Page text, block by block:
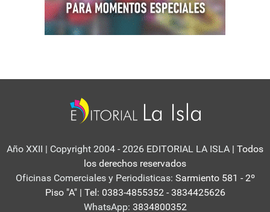
Año XXII | Copyright 2004 - 2026 EDITORIAL LA ISLA | Todos
los derechos reservados
Oficinas Comerciales y Periodisticas: Sarmiento 581 - 2º
Piso "A" | Tel: 0383-4855352 - 3834425626
WhatsApp: 3834800352